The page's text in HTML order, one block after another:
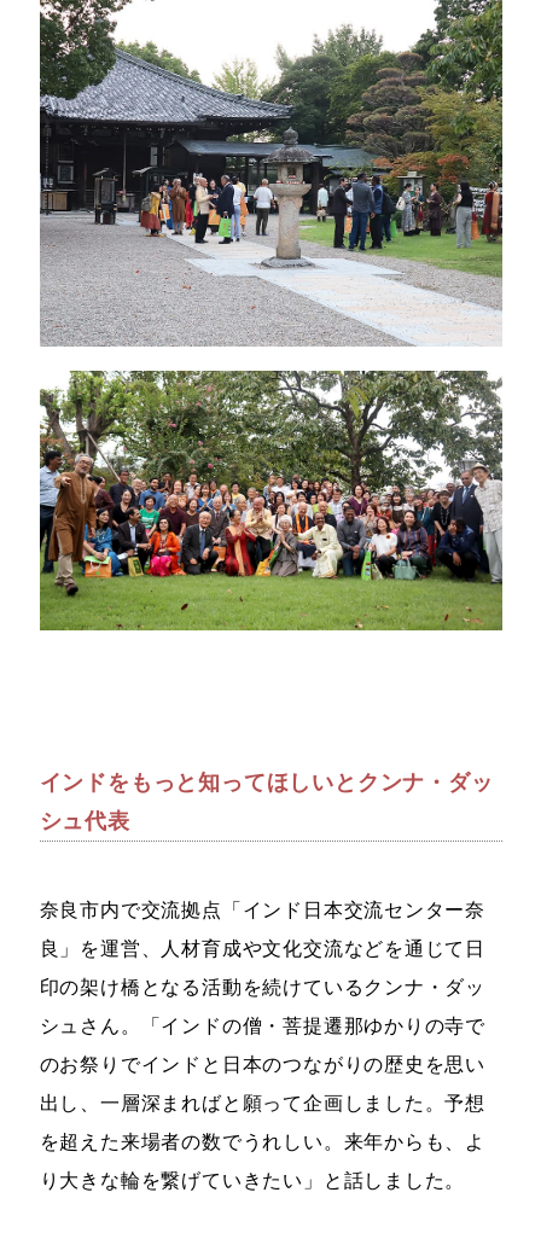
インドをもっと知ってほしいとクンナ・ダッ
シュ代表
奈良市内で交流拠点「インド日本交流センター奈
良」を運営、人材育成や文化交流などを通じて日
印の架け橋となる活動を続けているクンナ・ダッ
シュさん。「インドの僧・菩提遷那ゆかりの寺で
のお祭りでインドと日本のつながりの歴史を思い
出し、一層深まればと願って企画しました。予想
を超えた来場者の数でうれしい。来年からも、よ
り大きな輪を繋げていきたい」と話しました。